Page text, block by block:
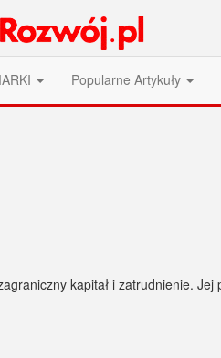
Popularne Artykuły